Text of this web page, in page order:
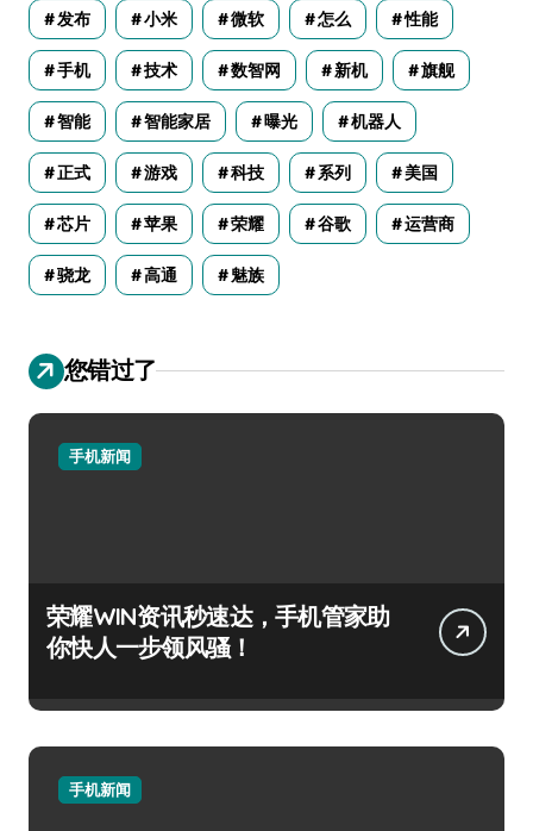
发布 小米 微软 怎么 性能
手机 技术 数智网 新机 旗舰
智能 智能家居 曝光 机器人
正式 游戏 科技 系列 美国
芯片 苹果 荣耀 谷歌 运营商
骁龙 高通 魅族
您错过了
手机新闻
荣耀WIN资讯秒速达，手机管家助
你快人一步领风骚！
手机新闻